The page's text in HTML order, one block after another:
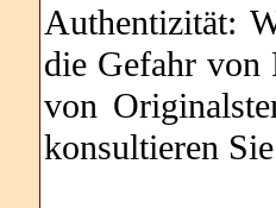
Authentizität:
die Gefahr von
von
konsultieren